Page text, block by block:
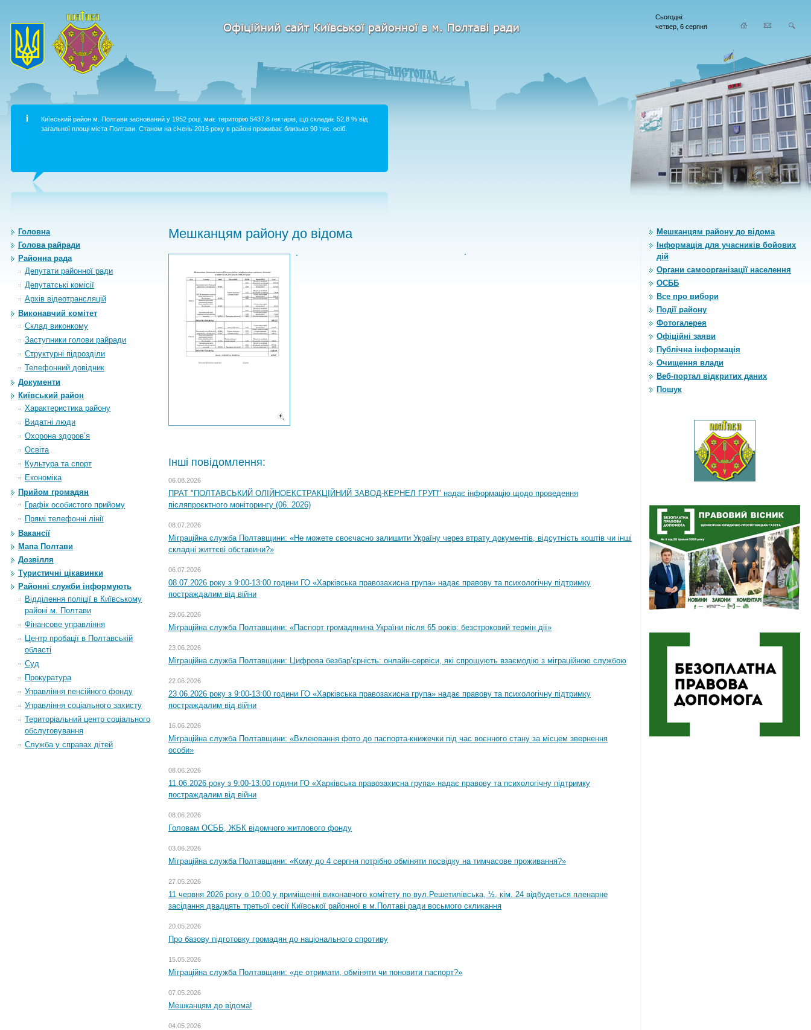
Київський район м. Полтави заснований у 1952 році, має територію 5437,8 гектарів, що складає 52,8 % від
загальної площі міста Полтави. Станом на січень 2016 року в районі проживає близько 90 тис. осіб.
Сьогодні:
четвер, 6 серпня
Головна
Голова райради
Районна рада
Депутати районної ради
Депутатські комісії
Архiв вiдеотрансляцiй
Виконавчий комітет
Склад виконкому
Заступники голови райради
Структурні підрозділи
Телефонний довідник
Документи
Київський район
Характеристика району
Видатні люди
Охорона здоров’я
Освіта
Культура та спорт
Економіка
Прийом громадян
Графік особистого прийому
Прямі телефонні лінії
Вакансії
Мапа Полтави
Дозвілля
Туристичні цікавинки
Районні служби інформують
Відділення поліції в Київському
районі м. Полтави
Фінансове управління
Центр пробації в Полтавській
області
Суд
Прокуратура
Управління пенсійного фонду
Управління соціального захисту
Територіальний центр соціального
обслуговування
Служба у справах дітей
Мешканцям району до відома
Інші повідомлення:
06.08.2026
ПРАТ "ПОЛТАВСЬКИЙ ОЛІЙНОЕКСТРАКЦІЙНИЙ ЗАВОД-КЕРНЕЛ ГРУП" надає інформацію щодо проведення
післяпроєктного моніторингу (06. 2026)
08.07.2026
Міграційна служба Полтавщини: «Не можете своєчасно залишити Україну через втрату документів, відсутність коштів чи інші
складні життєві обставини?»
06.07.2026
08.07.2026 року з 9:00-13:00 години ГО «Харківська правозахисна група» надає правову та психологічну підтримку
постраждалим від війни
29.06.2026
Міграційна служба Полтавщини: «Паспорт громадянина України після 65 років: безстроковий термін дії»
23.06.2026
Міграційна служба Полтавщини: Цифрова безбар’єрність: онлайн-сервіси, які спрощують взаємодію з міграційною службою
22.06.2026
23.06.2026 року з 9:00-13:00 години ГО «Харківська правозахисна група» надає правову та психологічну підтримку
постраждалим від війни
16.06.2026
Міграційна служба Полтавщини: «Вклеювання фото до паспорта-книжечки під час воєнного стану за місцем звернення
особи»
08.06.2026
11.06.2026 року з 9:00-13:00 години ГО «Харківська правозахисна група» надає правову та психологічну підтримку
постраждалим від війни
08.06.2026
Головам ОСББ, ЖБК відомчого житлового фонду
03.06.2026
Міграційна служба Полтавщини: «Кому до 4 серпня потрібно обміняти посвідку на тимчасове проживання?»
27.05.2026
11 червня 2026 року о 10:00 у приміщенні виконавчого комітету по вул.Решетилівська, ½, кім. 24 відбудеться пленарне
засідання двадцять третьої сесії Київської районної в м.Полтаві ради восьмого скликання
20.05.2026
Про базову підготовку громадян до національного спротиву
15.05.2026
Міграційна служба Полтавщини: «де отримати, обміняти чи поновити паспорт?»
07.05.2026
Мешканцям до відома!
04.05.2026
Мешканцям району до відома
Інформація для учасників бойових
дій
Органи самоорганiзацiї населення
ОСББ
Все про вибори
Події району
Фотогалерея
Офіційні заяви
Публічна інформація
Очищення влади
Веб-портал відкритих даних
Пошук